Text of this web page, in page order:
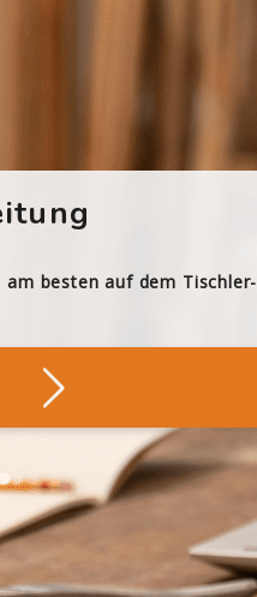
besten auf dem